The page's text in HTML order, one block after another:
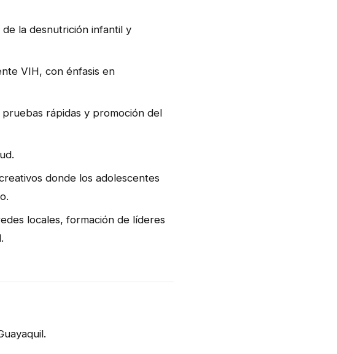
la desnutrición infantil y
VIH, con énfasis en
rápidas y promoción del
donde los adolescentes
locales, formación de líderes